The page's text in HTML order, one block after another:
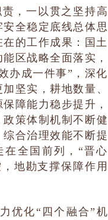
，一以贯之坚持高
全稳定底线总体思
的工作成果：国土
区战略全面落实，
办成一件事”，深化
坚实，耕地数量、
障能力稳步提升，
策体制机制不断健
合治理效能不断提
全国前列，“晋心
地勘支撑保障作用
优化“四个融合”机